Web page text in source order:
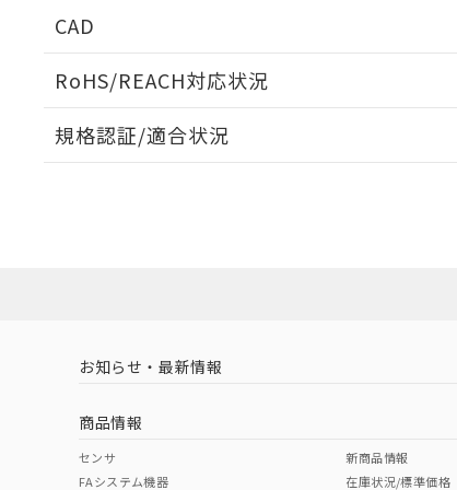
タイムチャート
A: 80mm以上、B: 60mm以上
金属埋め込み
検出領域
CAD
RoHS/REACH対応状況
EU RoHS 注意事項・凡例
中国 RoHS 注意事項・凡例
中国 RoHS表
規格認証/適合状況
（イギリス
（ノルウェー
お知らせ・最新情報
商品情報
センサ
FAシステム機器
新商品情報
在庫状況/標準価格